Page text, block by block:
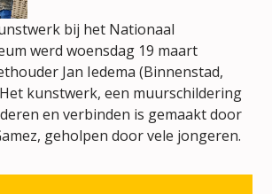
bij het Nationaal
werd woensdag 19 maart
Jan Iedema (Binnenstad,
kunstwerk, een muurschildering
en verbinden is gemaakt door
geholpen door vele jongeren.